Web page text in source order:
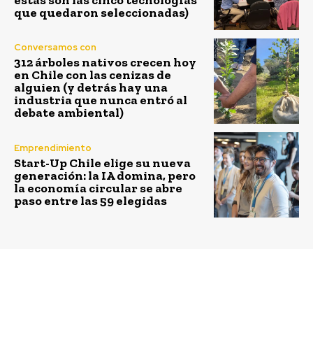
que quedaron seleccionadas)
Conversamos con
312 árboles nativos crecen hoy
en Chile con las cenizas de
alguien (y detrás hay una
industria que nunca entró al
debate ambiental)
Emprendimiento
Start-Up Chile elige su nueva
generación: la IA domina, pero
la economía circular se abre
paso entre las 59 elegidas